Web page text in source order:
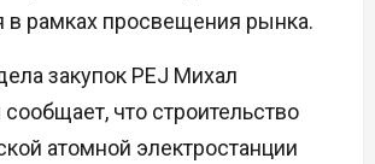
в рамках просвещения рынка.
закупок PEJ Михал
что строительство
атомной электростанции